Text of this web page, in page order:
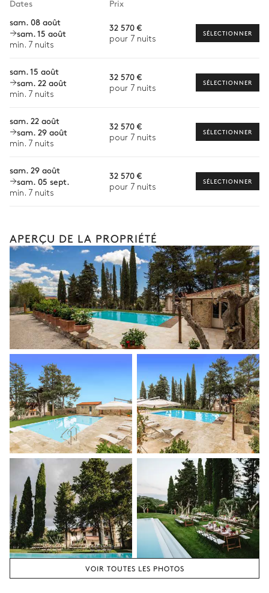
Vue sur la nature Ouverte
Barbecue
Charbon
Four à pizza
Jardin
Vue sur la nature Avec pelouse
Bien-être à domicile
Location de vélo
Visites guidées et excursions
Visites gastronomiques
Balade à cheval
La liste des services et expériences proposés n'est
organisera un séjour entièrement sur mesure, selon
vos envies, votre groupe et votre inspiration.
Dates
Prix
sam. 08 août
sam. 15 août
min. 7 nuits
32 570 €
pour 7 nuits
SÉLECTIONNER
sam. 15 août
sam. 22 août
min. 7 nuits
32 570 €
pour 7 nuits
SÉLECTIONNER
sam. 22 août
sam. 29 août
min. 7 nuits
32 570 €
pour 7 nuits
SÉLECTIONNER
sam. 29 août
sam. 05 sept.
min. 7 nuits
32 570 €
pour 7 nuits
SÉLECTIONNER
APERÇU DE LA PROPRIÉTÉ
VOIR TOUTES LES PHOTOS